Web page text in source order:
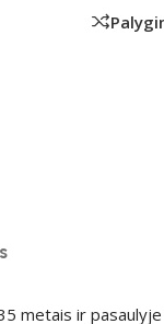
metais ir